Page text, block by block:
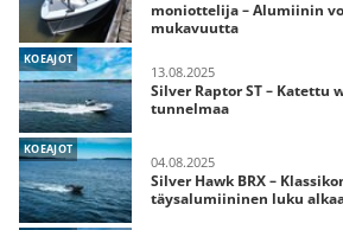
moniottelija – Alumiinin
mukavuutta
KOEAJOT
13.08.2025
Silver Raptor ST – Katettu
tunnelmaa
KOEAJOT
04.08.2025
Silver Hawk BRX –
täysalumiininen luku